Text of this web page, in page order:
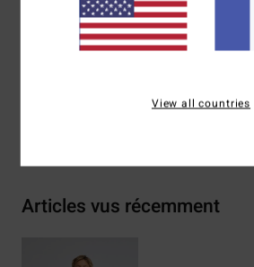
Composition[Matière principale]
Articles vus récemment
View all countries